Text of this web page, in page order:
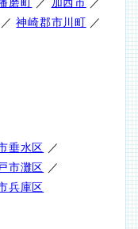
／神崎郡市川町 ／
垂水区 ／
市灘区 ／
兵庫区